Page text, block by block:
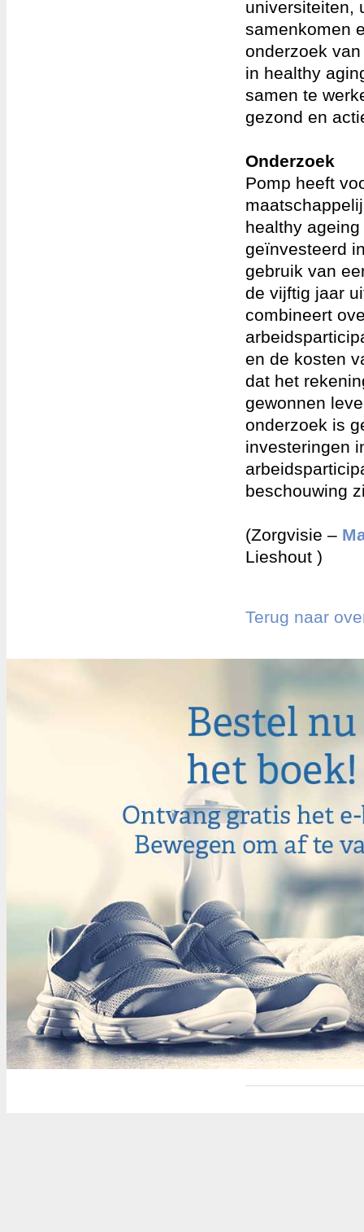
universiteiten,
samenkomen
onderzoek
in healthy
samen te
gezond en
Onderzoek
Pomp heeft
healthy
geïnvesteerd
gebruik van
de vijftig jaar
combineert
en de kosten
dat het
gewonnen
onderzoek is
investeringen
beschouwing
(Zorgvisie –
Lieshout )
Terug naar